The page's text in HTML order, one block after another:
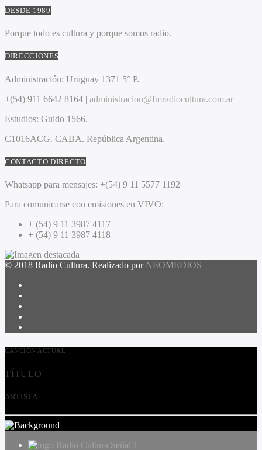
DESDE 1989
Porque todo es cultura y porque somos radio.
DIRECCIONES
Administración: Uruguay 1371 5° P.
+(54) 911 6642 8164 | administracion@fmradiocultura.com.ar
Estudios: Guido 1566.
C1016ACG. CABA. República Argentina.
CONTACTO DIRECTO
Whatsapp para mensajes: +(54) 9 11 5577 1192
Para comunicarse con emisiones en VIVO:
+ (54) 9 11 3987 4117
+ (54) 9 11 3987 4118
© 2018 Radio Cultura. Realizado por NEOMEDIOS
CANCIÓN ACTUAL
TÍTULO
ARTISTA
Radio Cultura Señal 1